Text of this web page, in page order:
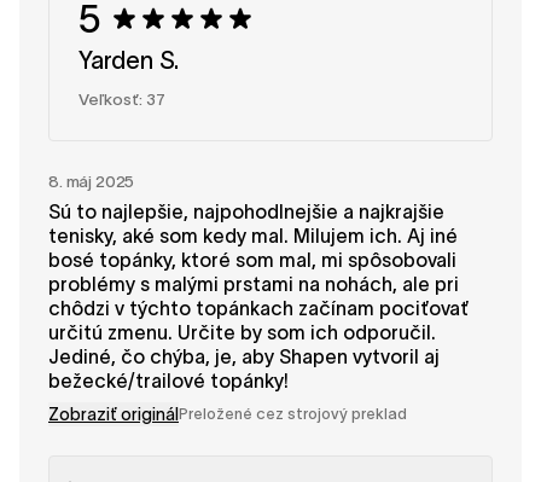
5
Yarden S.
Veľkosť: 37
8. máj 2025
Sú to najlepšie, najpohodlnejšie a najkrajšie
tenisky, aké som kedy mal. Milujem ich. Aj iné
bosé topánky, ktoré som mal, mi spôsobovali
problémy s malými prstami na nohách, ale pri
chôdzi v týchto topánkach začínam pociťovať
určitú zmenu. Určite by som ich odporučil.
Jediné, čo chýba, je, aby Shapen vytvoril aj
bežecké/trailové topánky!
Zobraziť originál Preložené cez strojový preklad